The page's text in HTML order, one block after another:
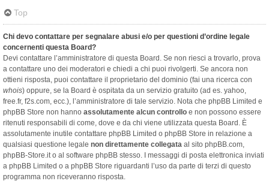
Top
Chi devo contattare per segnalare abusi e/o per questioni d’ordine legale
concernenti questa Board?
Devi contattare l’amministratore di questa Board. Se non riesci a trovarlo, prova
a contattare uno dei moderatori e chiedi a chi puoi rivolgerti. Se ancora non
ottieni risposta, puoi contattare il proprietario del dominio (fai una ricerca con
whois) oppure, se la Board è ospitata da un servizio gratuito (ad es. yahoo,
free.fr, f2s.com, ecc.), l’amministratore di tale servizio. Nota che phpBB Limited e
phpBB Store non hanno assolutamente alcun controllo e non possono essere
ritenuti responsabili di come, dove e da chi viene utilizzata questa Board. È
assolutamente inutile contattare phpBB Limited o phpBB Store in relazione a
qualsiasi questione legale non direttamente collegata al sito phpBB.com,
phpBB-Store.it o al software phpBB stesso. I messaggi di posta elettronica inviati
a phpBB Limited o a phpBB Store riguardanti l’uso da parte di terzi di questo
programma non riceveranno risposta.